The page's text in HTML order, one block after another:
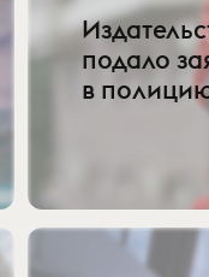
подало
в